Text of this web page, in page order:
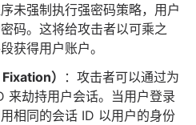
未强制执行强密码策略，用户
码。这将给攻击者以可乘之
获得用户账户。
）
：攻击者可以通过为
来劫持用户会话。当用户登录
相同的会话 ID 以用户的身份